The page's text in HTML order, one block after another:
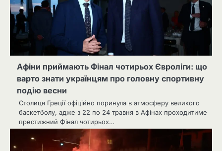
Афіни приймають Фінал чотирьох Євроліги: що
варто знати українцям про головну спортивну
подію весни
Столиця Греції офіційно поринула в атмосферу великого
баскетболу, адже з 22 по 24 травня в Афінах проходитиме
престижний Фінал чотирьох…